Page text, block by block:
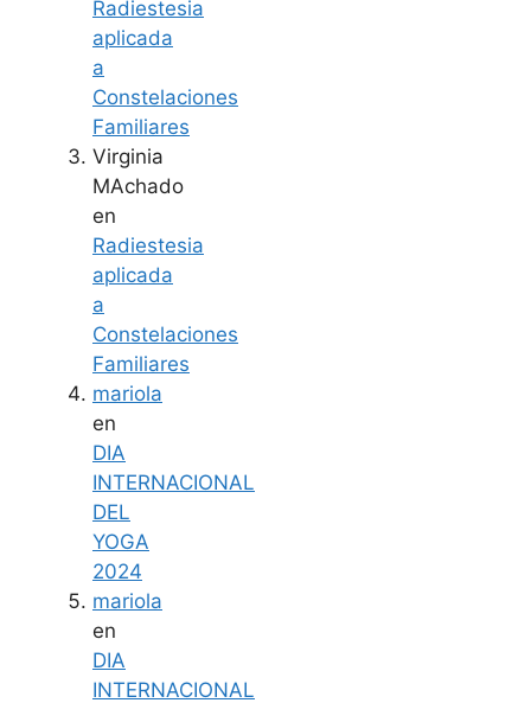
Radiestesia
aplicada
a
Constelaciones
Familiares
Virginia
MAchado
en
Radiestesia
aplicada
a
Constelaciones
Familiares
mariola
en
DIA
INTERNACIONAL
DEL
YOGA
2024
mariola
en
DIA
INTERNACIONAL